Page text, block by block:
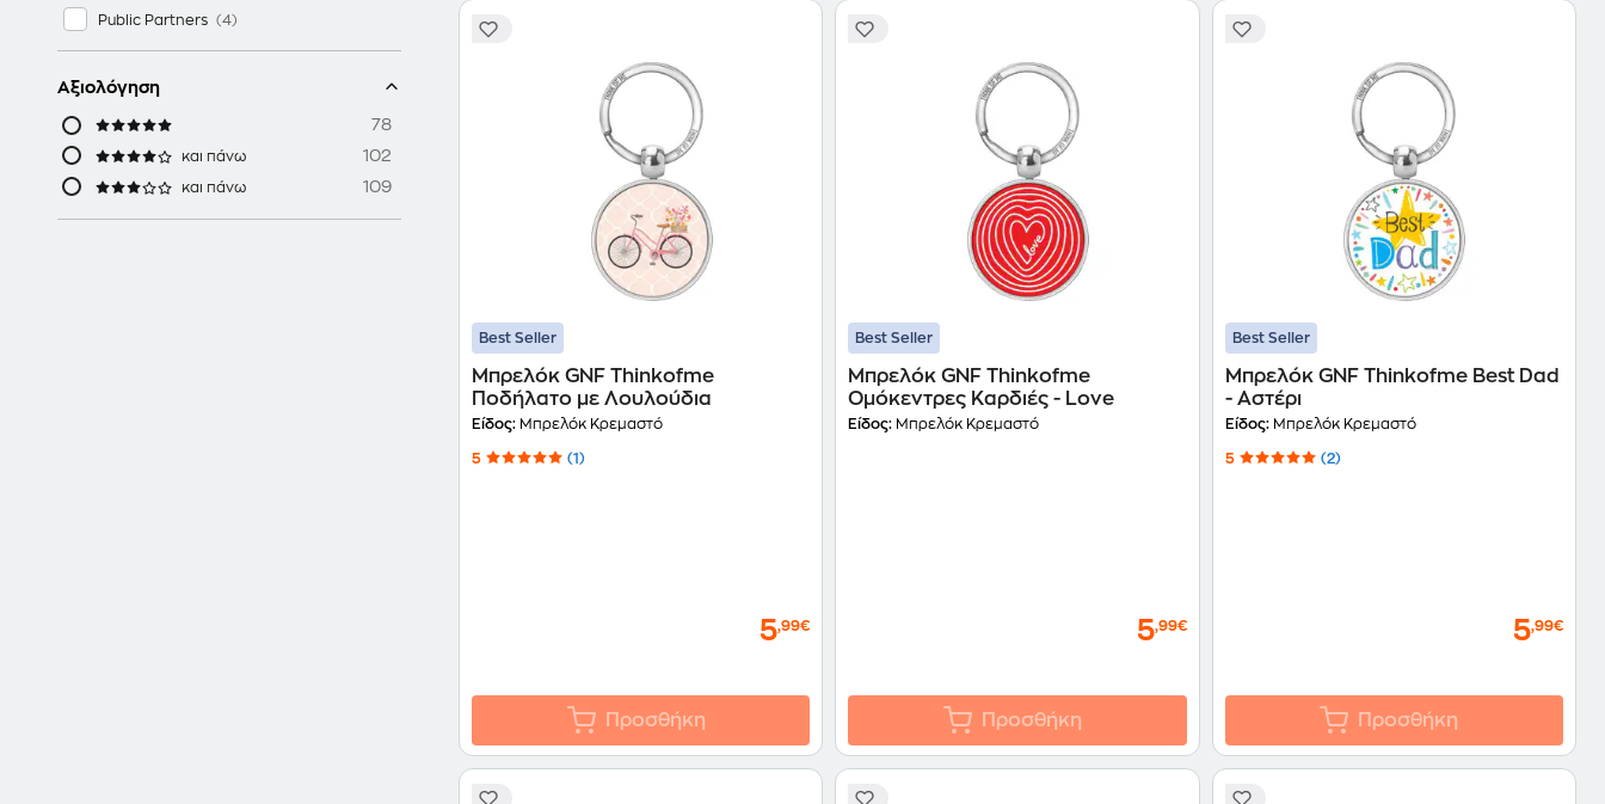
Public Partners
Αξιολόγηση
78
και πάνω 102
και πάνω 109
Best Seller
Μπρελόκ GNF Thinkofme
Ποδήλατο με Λουλούδια
Είδος: Μπρελόκ Κρεμαστό
5 (1)
5,99€
Προσθήκη
Best Seller
Μπρελόκ GNF Thinkofme
Ομόκεντρες Καρδιές - Love
Είδος: Μπρελόκ Κρεμαστό
5,99€
Προσθήκη
Best Seller
Μπρελόκ GNF Thinkofme Best Dad
- Αστέρι
Είδος:Μπρελόκ Κρεμαστό
5 (2)
5,99€
Προσθήκη